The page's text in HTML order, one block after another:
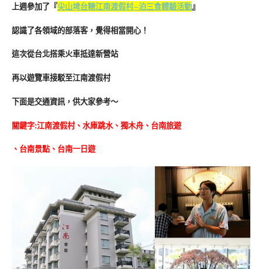
上週參加了『尖山埤台糖江南渡假村─泊三食體驗活動』
認識了各領域的部落客，覺得相當開心！
這次從台北搭乘火車抵達新營站
再以遊覽車接駁至江南渡假村
下面是交通資訊，供大家參考～
關鍵字:江南渡假村、水庫跳水、獨木舟、台南旅遊
、台南景點、台南一日遊